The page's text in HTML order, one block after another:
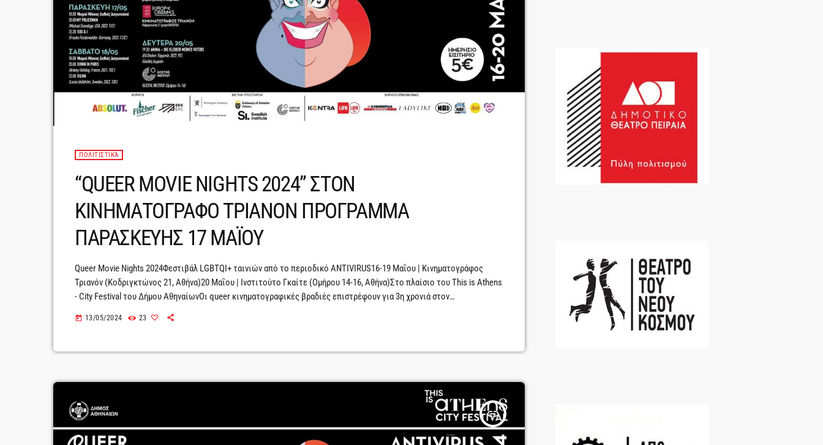
ΠΟΛΙΤΙΣΤΙΚΆ
“QUEER MOVIE NIGHTS 2024” ΣΤΟΝ
ΚΙΝΗΜΑΤΟΓΡΑΦΟ ΤΡΙΑΝΟΝ ΠΡΟΓΡΑΜΜΑ
ΠΑΡΑΣΚΕΥΗΣ 17 ΜΑΪΟΥ
Queer Movie Nights 2024Φεστιβάλ LGBTQΙ+ ταινιών από το περιοδικό ANTIVIRUS16-19 Μαΐου | Κινηματογράφος
Τριανόν (Κοδριγκτώνος 21, Αθήνα)20 Μαΐου | Ινστιτούτο Γκαίτε (Ομήρου 14-16, Αθήνα)Στο πλαίσιο του This is Athens
- City Festival του Δήμου ΑθηναίωνΟι queer κινηματογραφικές βραδιές επιστρέφουν για 3η χρονιά στον
παραγωγές, πρεμιέρες, ελληνικές ταινίες και ειδικούς καλεσμένους στην καρδιά της Αθήνας […]
today 13/05/2024 23
insert_link